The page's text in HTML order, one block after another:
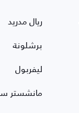
ريال مدريد
برشلونة
ليفربول
مانشستر